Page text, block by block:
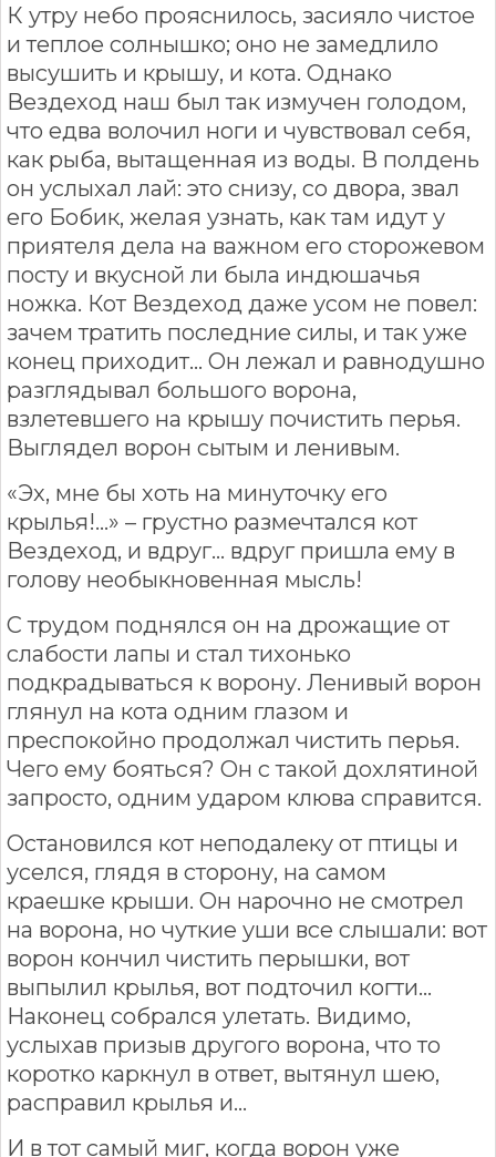
К утру небо прояснилось, засияло чистое
и теплое солнышко; оно не замедлило
высушить и крышу, и кота. Однако
Вездеход наш был так измучен голодом,
что едва волочил ноги и чувствовал себя,
как рыба, вытащенная из воды. В полдень
он услыхал лай: это снизу, со двора, звал
его Бобик, желая узнать, как там идут у
приятеля дела на важном его сторожевом
посту и вкусной ли была индюшачья
ножка. Кот Вездеход даже усом не повел:
зачем тратить последние силы, и так уже
конец приходит… Он лежал и равнодушно
разглядывал большого ворона,
взлетевшего на крышу почистить перья.
Выглядел ворон сытым и ленивым.
«Эх, мне бы хоть на минуточку его
крылья!…» – грустно размечтался кот
Вездеход, и вдруг… вдруг пришла ему в
голову необыкновенная мысль!
С трудом поднялся он на дрожащие от
слабости лапы и стал тихонько
подкрадываться к ворону. Ленивый ворон
глянул на кота одним глазом и
преспокойно продолжал чистить перья.
Чего ему бояться? Он с такой дохлятиной
запросто, одним ударом клюва справится.
Остановился кот неподалеку от птицы и
уселся, глядя в сторону, на самом
краешке крыши. Он нарочно не смотрел
на ворона, но чуткие уши все слышали: вот
ворон кончил чистить перышки, вот
выпылил крылья, вот подточил когти…
Наконец собрался улетать. Видимо,
услыхав призыв другого ворона, что то
коротко каркнул в ответ, вытянул шею,
расправил крылья и…
И в тот самый миг, когда ворон уже